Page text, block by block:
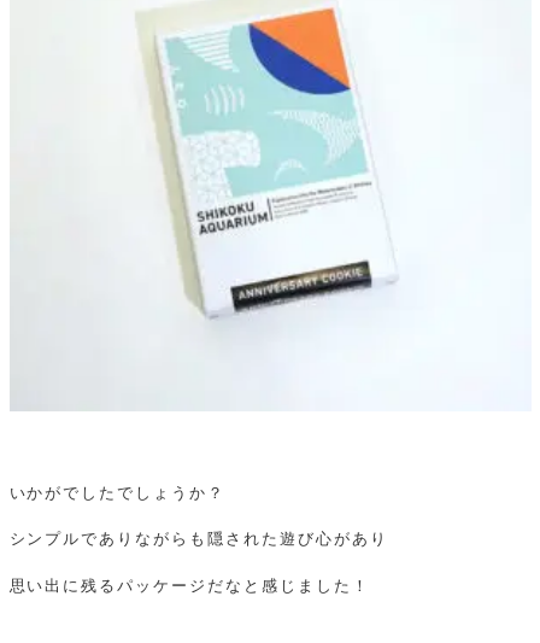
いかがでしたでしょうか？
シンプルでありながらも隠された遊び心があり
思い出に残るパッケージだなと感じました！